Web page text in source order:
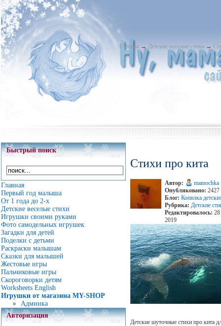
Главная → Детские веселые стихи →
Быстрый поиск
Главная
Первый год малыша
От 1 года до 2-х
Детские веселые стихи
Игрушки своими руками
Фото самодельных игрушек
Загадки для детей
Поделки с детьми
Раскраски малышам
Сказки для малышей
Жестовые игры
Пальчиковые игры
Скороговорки детям
Worksheets English
Игрушки от магазина MY-SHOP
Админка
Авторизация
Стихи про кита
Автор:
mamochka
Опубликовано: 2427
Блог: Копилка
Рубрика: Детские
Редактировалось:
2019
Детские шуточные стихи про кита